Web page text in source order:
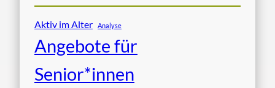
Aktiv im Alter Analyse
Angebote für
Senior*innen